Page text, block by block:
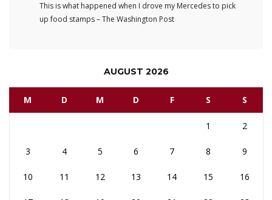
This is what happened when I drove my Mercedes to pick
up food stamps – The Washington Post
AUGUST 2026
M D M D F S S
1 2
3 4 5 6 7 8 9
10 11 12 13 14 15 16